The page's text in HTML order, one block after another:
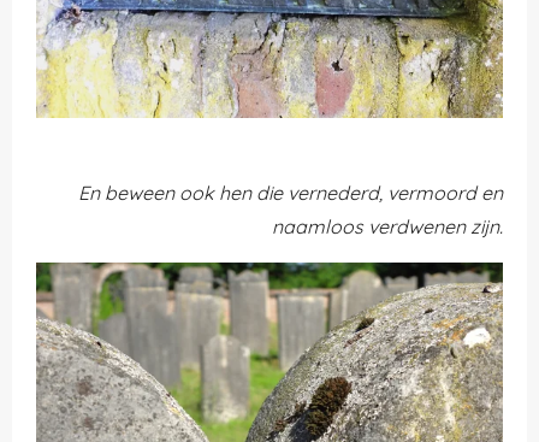
En beween ook hen die vernederd, vermoord en
naamloos verdwenen zijn.